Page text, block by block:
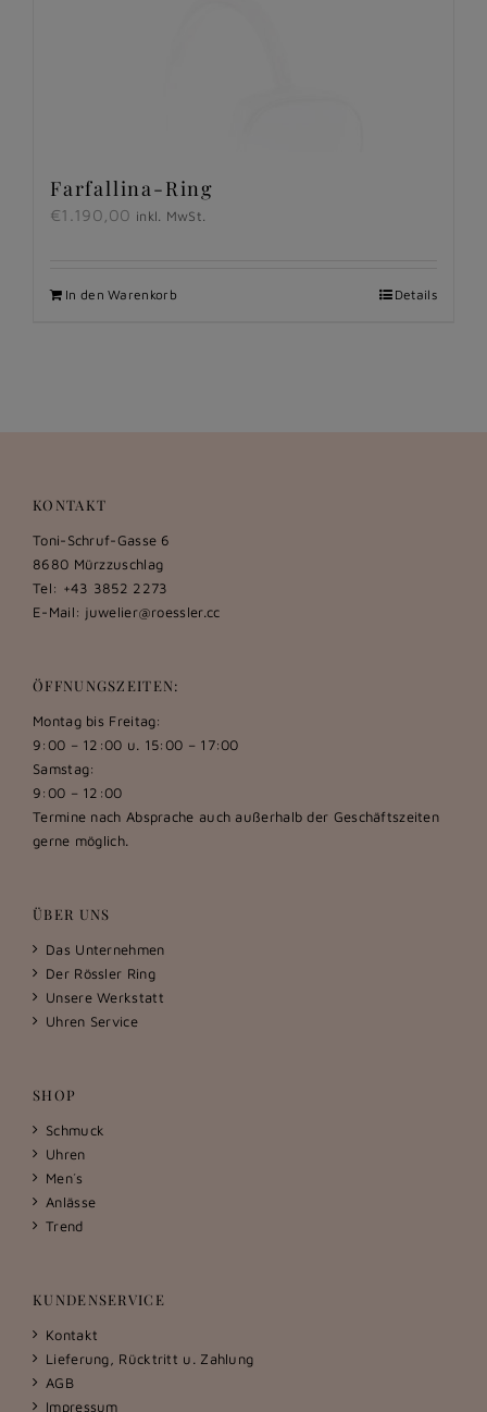
Farfallina-Ring
€1.190,00 inkl. MwSt.
In den Warenkorb Details
KONTAKT
Toni-Schruf-Gasse 6
8680 Mürzzuschlag
Tel: +43 3852 2273
E-Mail: juwelier@roessler.cc
ÖFFNUNGSZEITEN:
Montag bis Freitag:
9:00 – 12:00 u. 15:00 – 17:00
Samstag:
9:00 – 12:00
Termine nach Absprache auch außerhalb der Geschäftszeiten
gerne möglich.
ÜBER UNS
Das Unternehmen
Der Rössler Ring
Unsere Werkstatt
Uhren Service
SHOP
Schmuck
Uhren
Men´s
Anlässe
Trend
KUNDENSERVICE
Kontakt
Lieferung, Rücktritt u. Zahlung
AGB
Impressum